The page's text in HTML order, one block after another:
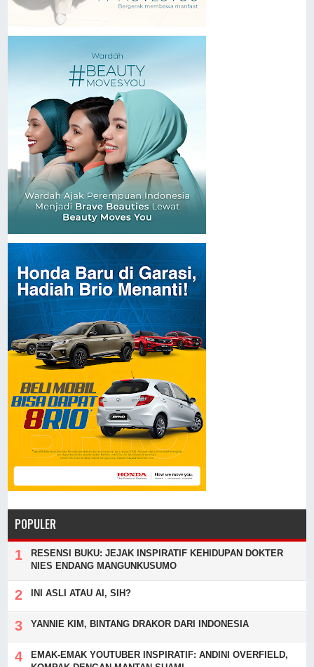
POPULER
RESENSI BUKU: JEJAK INSPIRATIF KEHIDUPAN DOKTER
NIES ENDANG MANGUNKUSUMO
INI ASLI ATAU AI, SIH?
YANNIE KIM, BINTANG DRAKOR DARI INDONESIA
EMAK-EMAK YOUTUBER INSPIRATIF: ANDINI OVERFIELD,